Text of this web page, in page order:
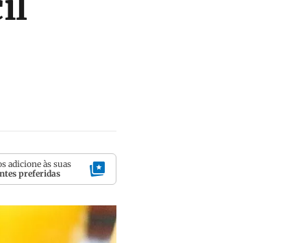
adicione às suas
preferidas